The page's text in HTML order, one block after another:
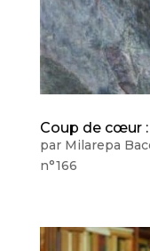
Coup de cœur
par Milarepa
n°166